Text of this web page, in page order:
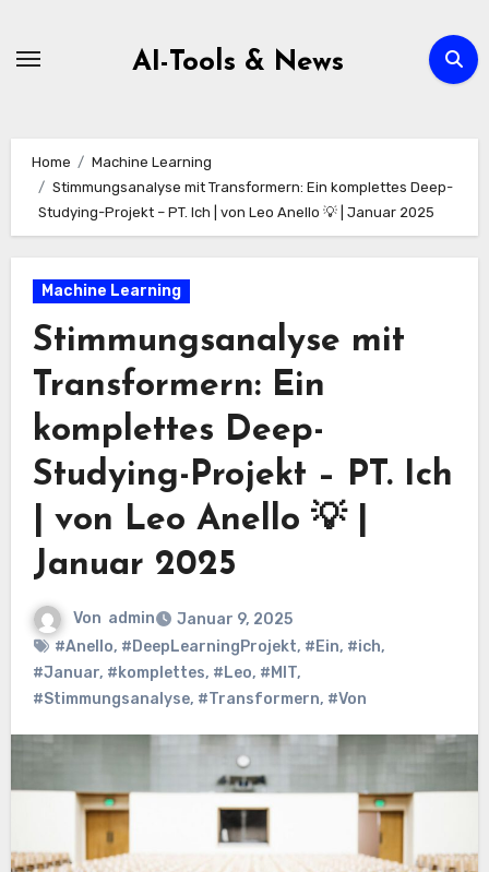
AI-Tools & News
Home
Machine Learning
Stimmungsanalyse mit Transformern: Ein komplettes Deep-
Studying-Projekt – PT. Ich | von Leo Anello 💡 | Januar 2025
Machine Learning
Stimmungsanalyse mit
Transformern: Ein
komplettes Deep-
Studying-Projekt – PT. Ich
| von Leo Anello 💡 |
Januar 2025
Von admin
Januar 9, 2025
#Anello, #DeepLearningProjekt, #Ein, #ich,
#Januar, #komplettes, #Leo, #MIT,
#Stimmungsanalyse, #Transformern, #Von